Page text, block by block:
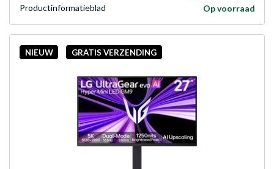
Op voorraad
Product­informatieblad
NIEUW GRATIS VERZENDING